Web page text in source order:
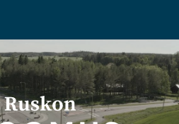
Ruskon kokoomus